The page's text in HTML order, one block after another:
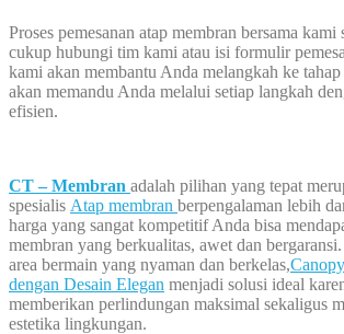
Proses pemesanan atap membran bersama kami
cukup hubungi tim kami atau isi formulir
kami akan membantu Anda melangkah ke
akan memandu Anda melalui setiap langkah
efisien.
CT – Membran adalah pilihan yang tepat
spesialis Atap membran berpengalaman lebih
harga yang sangat kompetitif Anda bisa
membran yang berkualitas, awet dan
area bermain yang nyaman dan berkelas,
dengan Desain Elegan menjadi solusi ideal
memberikan perlindungan maksimal sekaligus
estetika lingkungan.